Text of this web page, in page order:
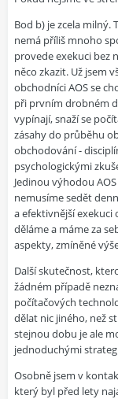
Bod b) je zcela milný.
nemá příliš mnoho
provede exekuci bez
něco zkazit. Už jsem
obchodníci AOS se
při prvním drobném
vypínají, snaží se
zásahy do průběhu
obchodování -
psychologickými
Jedinou výhodou
nemusíme sedět
a efektivnější exekuci
děláme a máme za
aspekty, zmíněné
Další skutečnost,
žádném případě
počítačových
dělat nic jiného, než
stejnou dobu je ale
jednoduchými
Osobně jsem v
který byl před lety